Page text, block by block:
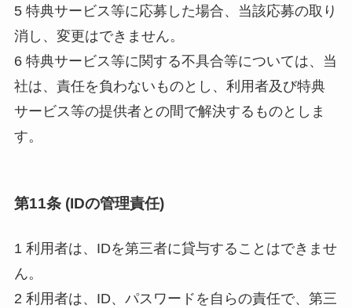
5 特典サービス等に応募した場合、当該応募の取り
消し、変更はできません。
6 特典サービス等に関する不具合等については、当
社は、責任を負わないものとし、利用者及び特典
サービス等の提供者との間で解決するものとしま
す。
第11条 (IDの管理責任)
1 利用者は、IDを第三者に貸与することはできませ
ん。
2 利用者は、ID、パスワードを自らの責任で、第三